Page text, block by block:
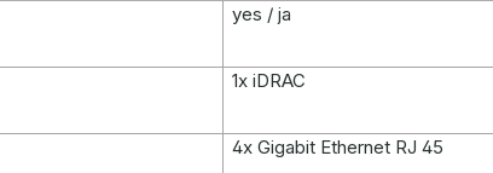
yes / ja
1x iDRAC
4x Gigabit Ethernet RJ 45